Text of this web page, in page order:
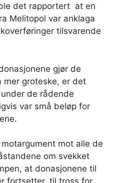
det rapportert at en
Melitopol var anklaga
tilsvarende
gjør de
mer groteske, er det
de rådende
var små beløp for
mot alle de
om svekket
at donasjonene til